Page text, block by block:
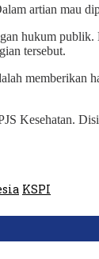
artian mau
hukum
tersebut.
Kesehatan.
KSPI